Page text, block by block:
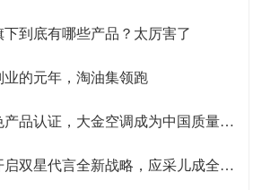
到底有哪些产品？太厉害了
业的元年，淘油集领跑
大金空调成为中国质量认证中心“绿色产品首批获证企业”
星代言全新战略，应采儿成全新代言人